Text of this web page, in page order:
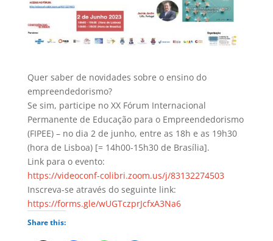
Quer saber de novidades sobre o ensino do
empreendedorismo?
Se sim, participe no XX Fórum Internacional
Permanente de Educação para o Empreendedorismo
(FIPEE) – no dia 2 de junho, entre as 18h e as 19h30
(hora de Lisboa) [= 14h00-15h30 de Brasília].
Link para o evento:
https://videoconf-colibri.zoom.us/j/83132274503
Inscreva-se através do seguinte link:
https://forms.gle/wUGTczprJcfxA3Na6
Share this: